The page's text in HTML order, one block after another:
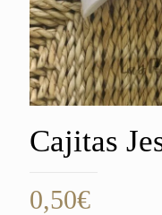
Cajitas
0,50€